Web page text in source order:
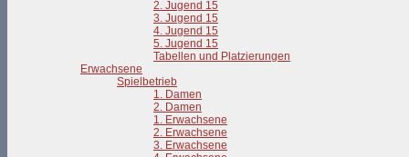
2. Jugend 15
3. Jugend 15
4. Jugend 15
5. Jugend 15
Tabellen und Platzierungen
Erwachsene
Spielbetrieb
1. Damen
2. Damen
1. Erwachsene
2. Erwachsene
3. Erwachsene